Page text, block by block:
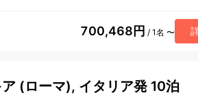
700,468円 / 1名 〜
(ローマ), イタリア発 10泊